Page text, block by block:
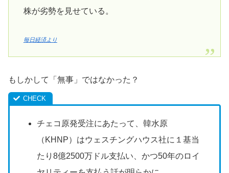
株が劣勢を見せている。
毎日経済より
もしかして「無事」ではなかった？
チェコ原発受注にあたって、韓水原
（KHNP）はウェスチングハウス社に１基当
たり8億2500万ドル支払い、かつ50年のロイ